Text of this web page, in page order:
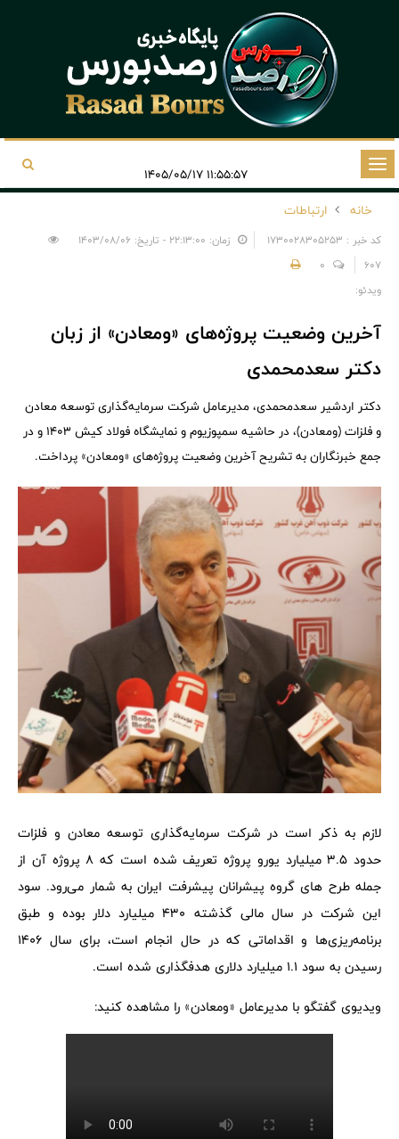
تغییر
وضعیت
ناوبری
۱۱:۵۵:۵۷ ۱۴۰۵/۰۵/۱۷
خانه
ارتباطات
کد خبر : 1730028305253
زمان: ۲۲:۱۳:۰۰ - تاریخ: ۱۴۰۳/۰۸/۰۶
607
0
ویدئو:
آخرین وضعیت پروژه‌های «ومعادن» از زبان
دکتر سعدمحمدی
دکتر اردشیر سعدمحمدی، مدیرعامل شرکت سرمایه‌گذاری توسعه معادن
و فلزات (ومعادن)، در حاشیه سمپوزیوم و نمایشگاه فولاد کیش ۱۴۰۳ و در
جمع خبرنگاران به تشریح آخرین وضعیت پروژه‌های «ومعادن» پرداخت.
لازم به ذکر است در شرکت سرمایه‌گذاری توسعه معادن و فلزات
حدود 3.5 میلیارد یورو پروژه تعریف شده است که 8 پروژه آن از
جمله طرح های گروه پیشرانان پیشرفت ایران به شمار می‌رود. سود
این شرکت در سال مالی گذشته 430 میلیارد دلار بوده و طبق
برنامه‌ریزی‌ها و اقداماتی که در حال انجام است، برای سال 1406
رسیدن به سود 1.1 میلیارد دلاری هدفگذاری شده است.
ویدیوی گفتگو با مدیرعامل «ومعادن» را مشاهده کنید: